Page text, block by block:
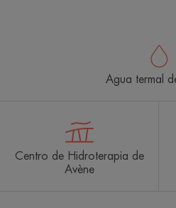
Agua termal
Centro de Hidroterapia de
Avène